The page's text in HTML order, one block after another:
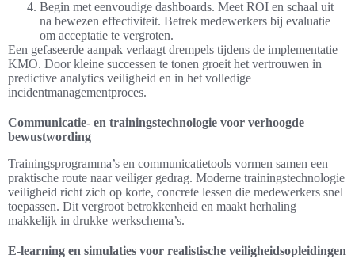
Begin met eenvoudige dashboards. Meet ROI en schaal uit
na bewezen effectiviteit. Betrek medewerkers bij evaluatie
om acceptatie te vergroten.
Een gefaseerde aanpak verlaagt drempels tijdens de implementatie
KMO. Door kleine successen te tonen groeit het vertrouwen in
predictive analytics veiligheid en in het volledige
incidentmanagementproces.
Communicatie- en trainingstechnologie voor verhoogde
bewustwording
Trainingsprogramma’s en communicatietools vormen samen een
praktische route naar veiliger gedrag. Moderne trainingstechnologie
veiligheid richt zich op korte, concrete lessen die medewerkers snel
toepassen. Dit vergroot betrokkenheid en maakt herhaling
makkelijk in drukke werkschema’s.
E-learning en simulaties voor realistische veiligheidsopleidingen